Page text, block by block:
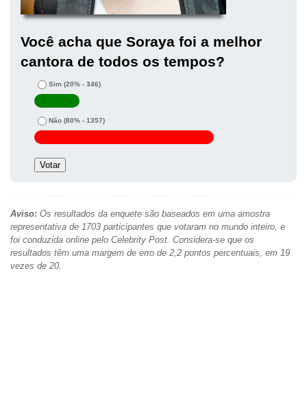
Você acha que Soraya foi a melhor
cantora de todos os tempos?
Sim (20% - 346)
Não (80% - 1357)
Aviso: Os resultados da enquete são baseados em uma amostra
representativa de 1703 participantes que votaram no mundo inteiro, e
foi conduzida online pelo Celebrity Post. Considera-se que os
resultados têm uma margem de erro de 2,2 pontos percentuais, em 19
vezes de 20.